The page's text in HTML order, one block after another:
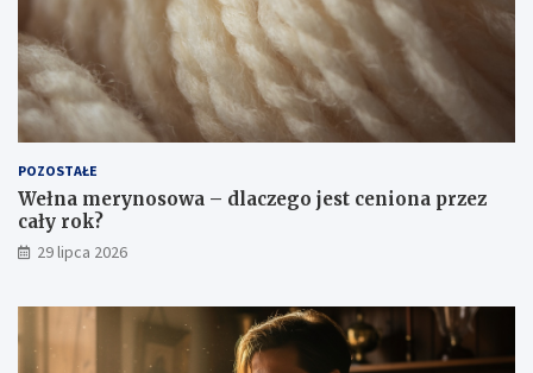
POZOSTAŁE
Wełna merynosowa – dlaczego jest ceniona przez
cały rok?
29 lipca 2026